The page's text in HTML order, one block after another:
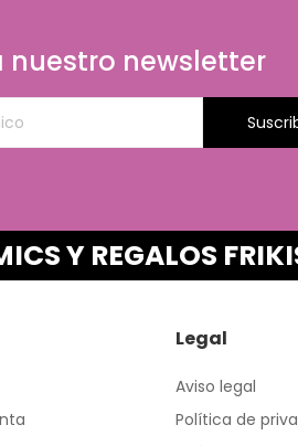
nuestro newsletter
Y REGALOS
Legal
Aviso legal
Política de